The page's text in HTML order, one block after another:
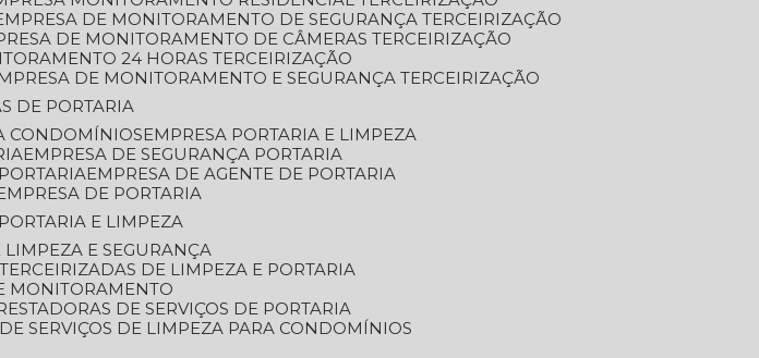
EMPRESA DE MONITORAMENTO DE SEGURANÇA TERCEIRIZAÇÃO
DE MONITORAMENTO DE CÂMERAS TERCEIRIZAÇÃO
24 HORAS TERCEIRIZAÇÃO
EMPRESA DE MONITORAMENTO E SEGURANÇA TERCEIRIZAÇÃO
DE PORTARIA
CONDOMÍNIOS
EMPRESA PORTARIA E LIMPEZA
EMPRESA DE SEGURANÇA PORTARIA
EMPRESA DE AGENTE DE PORTARIA
EMPRESA DE PORTARIA
E LIMPEZA
LIMPEZA E SEGURANÇA
TERCEIRIZADAS DE LIMPEZA E PORTARIA
MONITORAMENTO
DE SERVIÇOS DE PORTARIA
DE SERVIÇOS DE LIMPEZA PARA CONDOMÍNIOS